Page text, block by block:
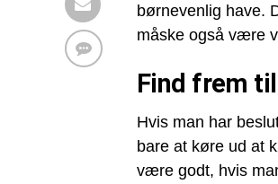
børnevenlig have.
måske også være
Find frem
Hvis man har
bare at køre ud at
være godt, hvis